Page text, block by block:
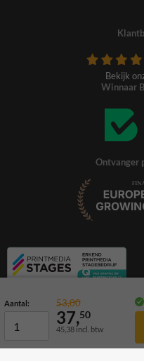
Aantal: 53,00
37,50
45,38 incl. btw
Bekijk
Winnaar
Ontvanger
© 2026